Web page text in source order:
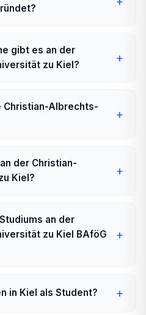
gibt es an der
zu Kiel?
Christian-Albrechts-
der Christian-
Kiel?
an der
zu Kiel BAföG
in Kiel als Student?